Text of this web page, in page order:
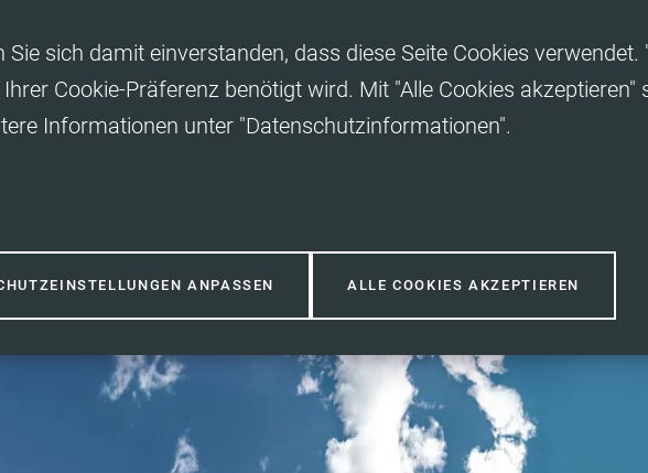
sich damit einverstanden, dass diese Seite Cookies
Cookie-Präferenz benötigt wird. Mit "Alle Cookies
Informationen unter "Datenschutzinformationen".
ANPASSEN ALLE COOKIES AKZEPTIEREN